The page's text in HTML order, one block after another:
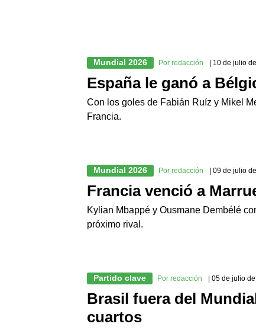
Mundial 2026 Por redacción | 10 de julio
España le ganó a
Con los goles de Fabián Ruíz y Mikel
Francia.
Mundial 2026 Por redacción | 09 de julio
Francia venció a
Kylian Mbappé y Ousmane Dembélé
próximo rival.
Partido clave Por redacción | 05 de julio
Brasil fuera del
cuartos